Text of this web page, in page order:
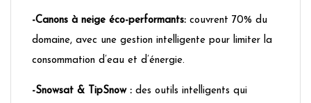
-Canons à neige éco-performants: couvrent 70% du
domaine, avec une gestion intelligente pour limiter la
consommation d’eau et d’énergie.
-Snowsat & TipSnow : des outils intelligents qui